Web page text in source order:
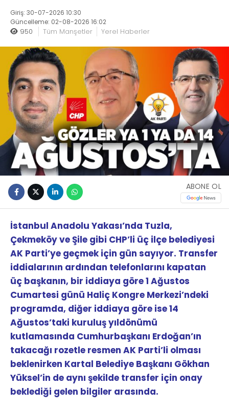
Giriş: 30-07-2026 10:30
Güncelleme: 02-08-2026 16:02
950 Tüm Manşetler Yerel Haberler
ABONE OL
İstanbul Anadolu Yakası’nda Tuzla,
Çekmeköy ve Şile gibi CHP’li üç ilçe belediyesi
AK Parti’ye geçmek için gün sayıyor. Transfer
iddialarının ardından telefonlarını kapatan
üç başkanın, bir iddiaya göre 1 Ağustos
Cumartesi günü Haliç Kongre Merkezi’ndeki
programda, diğer iddiaya göre ise 14
Ağustos’taki kuruluş yıldönümü
kutlamasında Cumhurbaşkanı Erdoğan’ın
takacağı rozetle resmen AK Parti’li olması
beklenirken Kartal Belediye Başkanı Gökhan
Yüksel’in de aynı şekilde transfer için onay
beklediği gelen bilgiler arasında.